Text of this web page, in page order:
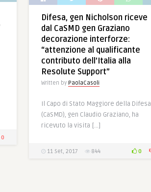
Difesa, gen Nicholson riceve
dal CaSMD gen Graziano
decorazione interforze:
“attenzione al qualificante
contributo dell’Italia alla
Resolute Support”
Written by PaolaCasoli
Il Capo di Stato Maggiore della Difesa
(CaSMD), gen Claudio Graziano, ha
ricevuto la visita […]
11 Set, 2017 844 0
0